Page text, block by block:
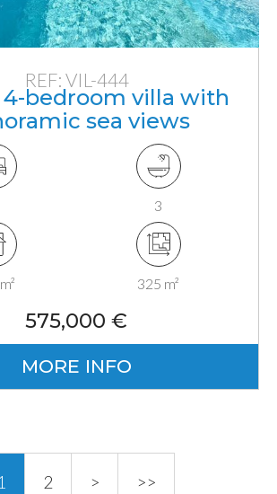
REF: VIL-444
4-bedroom villa with
sea views
3
325 m²
575,000 €
MORE INFO
2 > >>